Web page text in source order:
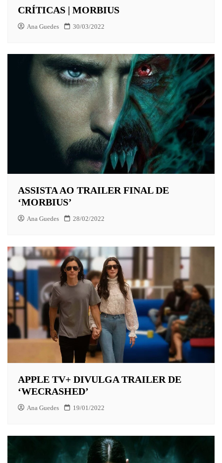
CRÍTICAS | MORBIUS
Ana Guedes 30/03/2022
ASSISTA AO TRAILER FINAL DE
‘MORBIUS’
Ana Guedes 28/02/2022
APPLE TV+ DIVULGA TRAILER DE
‘WECRASHED’
Ana Guedes 19/01/2022